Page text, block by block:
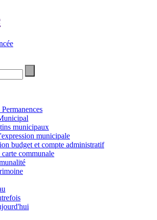
municipaux
municipale
budget et compte administratif
communale